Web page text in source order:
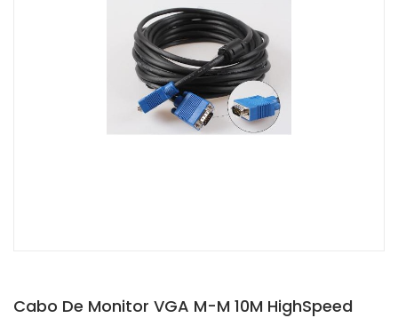
Cabo De Monitor VGA M-M 10M HighSpeed